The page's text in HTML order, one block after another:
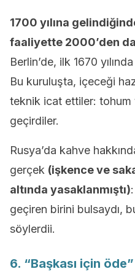
1700 yılına
faaliyette 2000’den
Berlin’de, ilk 1670
Bu kuruluşta, içeceği
teknik icat ettiler: tohum
geçirdiler.
Rusya’da kahve
gerçek (işkence ve
altında yasaklanmıştı)
geçiren birini bulsaydı,
söylerdii.
6. “Başkası için öde”